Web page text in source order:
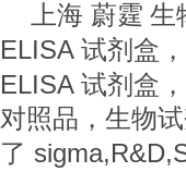
上海 蔚霆 生
ELISA 试剂盒
ELISA 试剂盒
对照品，生物
了